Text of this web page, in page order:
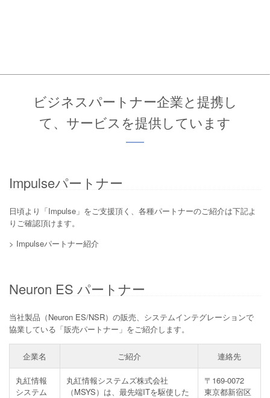
ビジネスパートナー企業と提携し
て、サービスを提供しています
Impulseパートナー
日頃より「Impulse」をご支援頂く、各種パートナーのご紹介は下記よ
りご確認頂けます。
> Impulseパートナー紹介
Neuron ES パートナー
当社製品（Neuron ES/NSR）の販売、システムインテグレーションで
協業している「販売パートナー」をご紹介します。
企業名 ご紹介 連絡先
丸紅情報
システム
丸紅情報システムズ株式会社
（MSYS）は、最先端ITを駆使した
〒169-0072
東京都新宿区